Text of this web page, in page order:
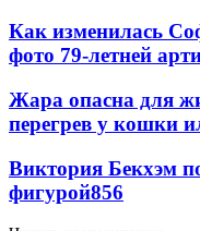
Как изменилась
фото 79-летней
Жара опасна для
перегрев у кошки
Виктория Бекхэм
фигурой856